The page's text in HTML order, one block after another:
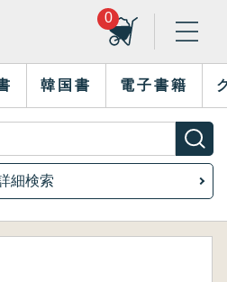
0
韓国書 電子書籍
細検索